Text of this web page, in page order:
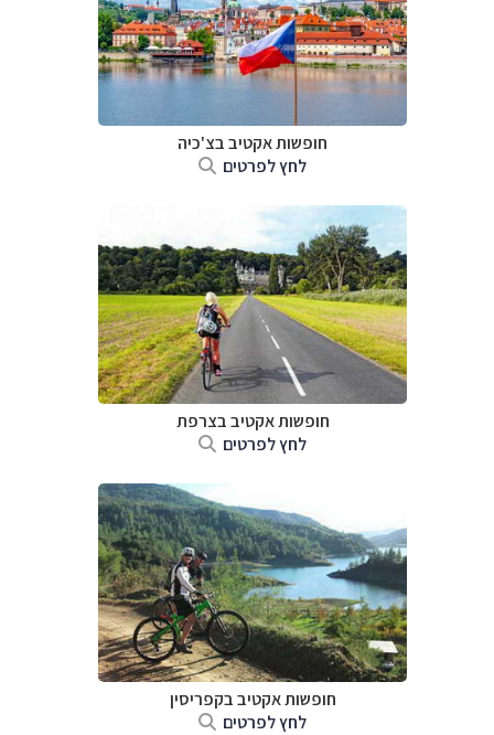
חופשות אקטיב בצ'כיה
לחץ לפרטים
חופשות אקטיב בצרפת
לחץ לפרטים
חופשות אקטיב בקפריסין
לחץ לפרטים